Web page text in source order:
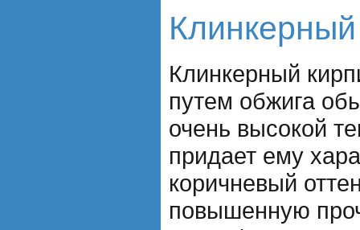
Клинкерный
путем обжига
очень высокой
придает ему
коричневый
повышенную